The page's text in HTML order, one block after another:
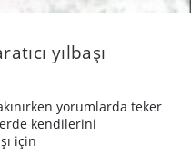
yılbaşı
yorumlarda teker
kendilerini
için